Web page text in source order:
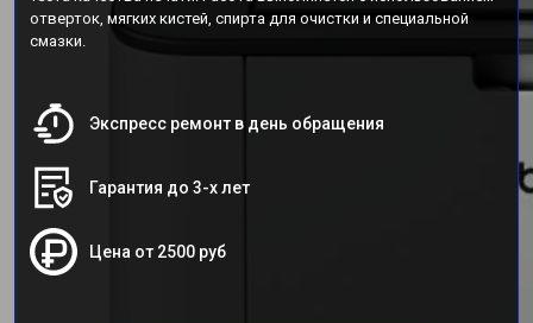
отверток, мягких кистей, спирта для очистки и специальной
смазки.
Экспресс ремонт в день обращения
Гарантия до 3-х лет
Цена от 2500 руб